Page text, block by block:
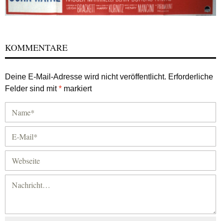
KOMMENTARE
Deine E-Mail-Adresse wird nicht veröffentlicht. Erforderliche
Felder sind mit* markiert